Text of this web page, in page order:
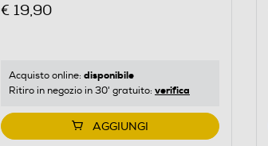
€ 19,90
Acquisto online: disponibile
Ritiro in negozio in 30' gratuito: verifica
AGGIUNGI